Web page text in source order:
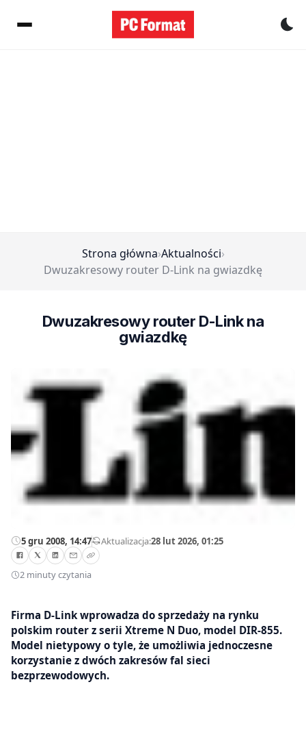
Strona główna›Aktualności›
Dwuzakresowy router D-Link na gwiazdkę
Dwuzakresowy router D-Link na
gwiazdkę
5 gru 2008, 14:47—Aktualizacja:28 lut 2026, 01:25
2 minuty czytania
Firma D-Link wprowadza do sprzedaży na rynku
polskim router z serii Xtreme N Duo, model DIR-855.
Model nietypowy o tyle, że umożliwia jednoczesne
korzystanie z dwóch zakresów fal sieci
bezprzewodowych.